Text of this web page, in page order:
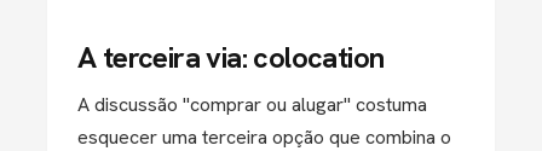
A terceira via: colocation
A discussão "comprar ou alugar" costuma
esquecer uma terceira opção que combina o